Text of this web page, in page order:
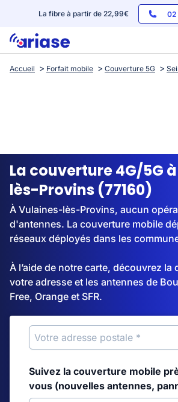
La fibre à partir de 22,99€ 02
Box internet
Streaming
Accueil Forfait mobile Couverture 5G
La couverture 4G/5G
lès-Provins (77160)
À Vulaines-lès-Provins, aucun
d'antennes. La couverture mobile
réseaux déployés dans les
À l’aide de notre carte, découvrez la
votre adresse et les antennes de
Free, Orange et SFR.
Suivez la couverture mobile
vous (nouvelles antennes,